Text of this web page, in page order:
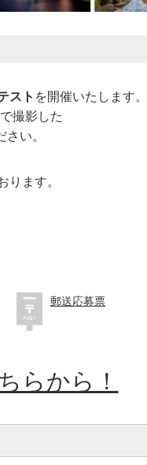
スト を開催いたします。
撮影した
さい。
ります。
郵送応募票
らから！